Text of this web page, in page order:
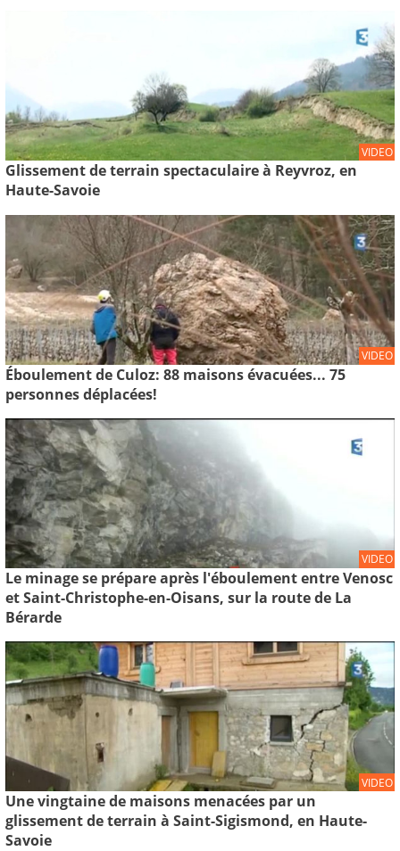
VIDEO
Glissement de terrain spectaculaire à Reyvroz, en
Haute-Savoie
VIDEO
Éboulement de Culoz: 88 maisons évacuées... 75
personnes déplacées!
VIDEO
Le minage se prépare après l'éboulement entre Venosc
et Saint-Christophe-en-Oisans, sur la route de La
Bérarde
VIDEO
Une vingtaine de maisons menacées par un
glissement de terrain à Saint-Sigismond, en Haute-
Savoie